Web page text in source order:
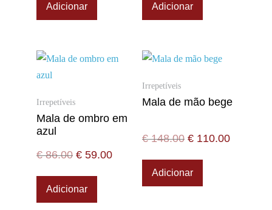
Adicionar Adicionar
Irrepetíveis
Mala de ombro em
azul
€86.00 € 59.00
Adicionar
Irrepetíveis
Mala de mão bege
€148.00 € 110.00
Adicionar